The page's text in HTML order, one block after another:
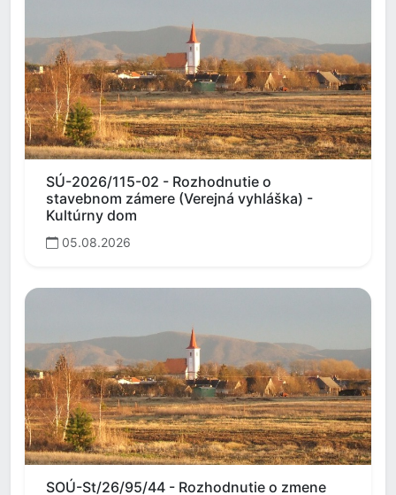
SÚ-2026/115-02 - Rozhodnutie o
stavebnom zámere (Verejná vyhláška) -
Kultúrny dom
05.08.2026
SOÚ-St/26/95/44 - Rozhodnutie o zmene